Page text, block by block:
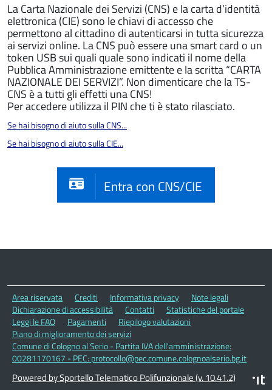
La Carta Nazionale dei Servizi (CNS) e la carta d’identità
elettronica (CIE) sono le chiavi di accesso che
permettono al cittadino di autenticarsi in tutta sicurezza
ai servizi online. La CNS può essere una smart card o un
token USB sui quali quale sono indicati il nome della
Pubblica Amministrazione emittente e la scritta “CARTA
NAZIONALE DEI SERVIZI”. Non dimenticare che la TS-
CNS è a tutti gli effetti una CNS!
Per accedere utilizza il PIN che ti è stato rilasciato.
Se hai bisogno di aiuto sulla CNS...
Se hai bisogno di aiuto sulla CIE...
Entra con CNS/CIE
Area riservata Crediti Informativa privacy
Note legali
Dichiarazione di accessibilità
Contatti
Statistiche del portale
Leggi le FAQ
Pagamenti
Riepilogo valutazioni
Piano di miglioramento dei servizi
Comune di Cologno al Serio - Partita IVA dell'amministrazione:
00281170167 - PEC: protocollo@pec.comune.colognoalserio.bg.it
Powered by Sportello Telematico Polifunzionale (v. 10.41.2)